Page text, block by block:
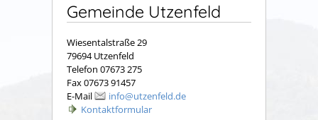
Gemeinde Utzenfeld
Wiesentalstraße 29
79694 Utzenfeld
Telefon 07673 275
Fax 07673 91457
E-Mail
info@utzenfeld.de
Kontaktformular